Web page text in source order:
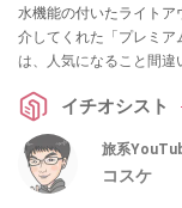
水機能の付いたライトア
介してくれた「プレミア
は、人気になること間
イチオシスト
旅系
コスケ